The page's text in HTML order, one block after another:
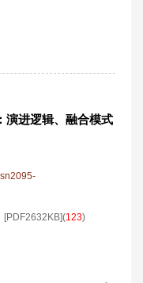
演进逻辑、融合模式
[PDF2632KB](123)